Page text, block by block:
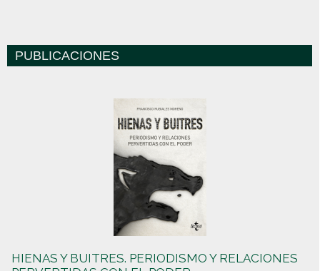
PUBLICACIONES
HIENAS Y BUITRES. PERIODISMO Y RELACIONES